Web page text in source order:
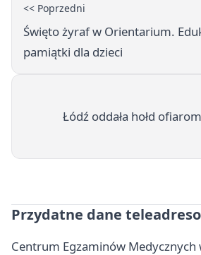
<< Poprzedni
Święto żyraf w Orientarium.
pamiątki dla dzieci
Łódź oddała hołd
Przydatne dane
Centrum Egzaminów Medycznych